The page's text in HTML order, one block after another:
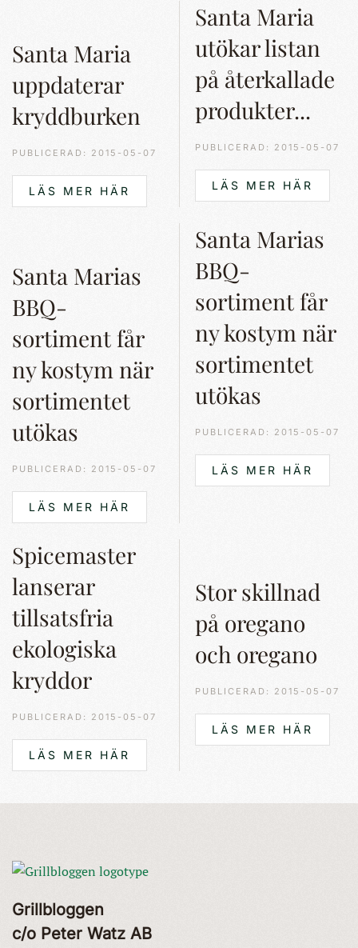
Santa Maria
uppdaterar
kryddburken
PUBLICERAD: 2015-05-07
LÄS MER HÄR
Santa Maria
utökar listan
på återkallade
produkter...
PUBLICERAD: 2015-05-07
LÄS MER HÄR
Santa Marias
BBQ-
sortiment får
ny kostym när
sortimentet
utökas
PUBLICERAD: 2015-05-07
LÄS MER HÄR
Santa Marias
BBQ-
sortiment får
ny kostym när
sortimentet
utökas
PUBLICERAD: 2015-05-07
LÄS MER HÄR
Spicemaster
lanserar
tillsatsfria
ekologiska
kryddor
PUBLICERAD: 2015-05-07
LÄS MER HÄR
Stor skillnad
på oregano
och oregano
PUBLICERAD: 2015-05-07
LÄS MER HÄR
Grillbloggen
c/o Peter Watz AB